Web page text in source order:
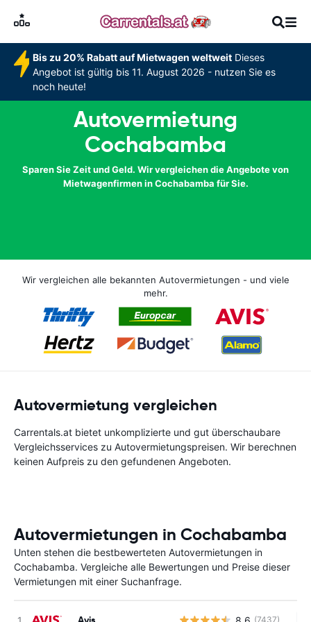
Bis zu 20% Rabatt auf Mietwagen weltweitDieses
Angebot ist gültig bis 11. August 2026 - nutzen Sie es
noch heute!
Autovermietung
Cochabamba
Sparen Sie Zeit und Geld. Wir vergleichen die Angebote von
Mietwagenfirmen in Cochabamba für Sie.
Wir vergleichen alle bekannten Autovermietungen - und viele
mehr.
Autovermietung vergleichen
Carrentals.at bietet unkomplizierte und gut überschaubare
Vergleichsservices zu Autovermietungspreisen. Wir berechnen
keinen Aufpreis zu den gefundenen Angeboten.
Autovermietungen in Cochabamba
Unten stehen die bestbewerteten Autovermietungen in
Cochabamba. Vergleiche alle Bewertungen und Preise dieser
Vermietungen mit einer Suchanfrage.
(7437)